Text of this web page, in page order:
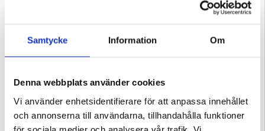
Samtycke Information Om
Denna webbplats använder cookies
Vi använder enhetsidentifierare för att anpassa innehållet
och annonserna till användarna, tillhandahålla funktioner
för sociala medier och analysera vår trafik. Vi